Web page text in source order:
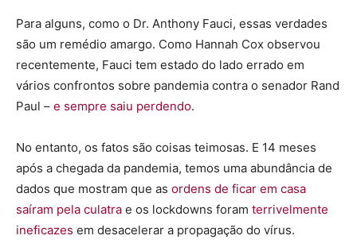
Para alguns, como o Dr. Anthony Fauci, essas verdades
são um remédio amargo. Como Hannah Cox observou
recentemente, Fauci tem estado do lado errado em
vários confrontos sobre pandemia contra o senador Rand
Paul – e sempre saiu perdendo.
No entanto, os fatos são coisas teimosas. E 14 meses
após a chegada da pandemia, temos uma abundância de
dados que mostram que as ordens de ficar em casa
saíram pela culatra e os lockdowns foram terrivelmente
ineficazes em desacelerar a propagação do vírus.